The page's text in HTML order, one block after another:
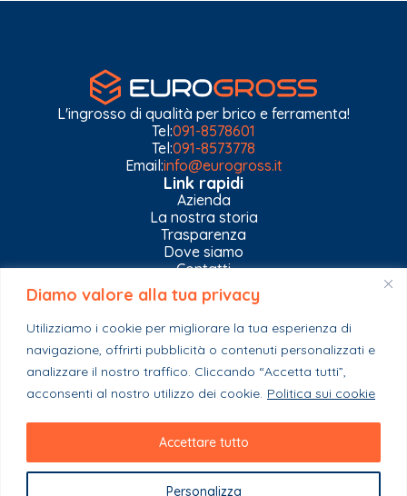
Diamo valore alla tua privacy
Utilizziamo i cookie per migliorare la tua esperienza di
navigazione, offrirti pubblicità o contenuti personalizzati e
analizzare il nostro traffico. Cliccando “Accetta tutti”,
acconsenti al nostro utilizzo dei cookie. Politica sui cookie
Personalizza
Accettare tutto
L'ingrosso di qualità per brico e ferramenta!
Tel:091-8578601
Tel:091-8573778
Email:info@eurogross.it
Link rapidi
Azienda
La nostra storia
Trasparenza
Dove siamo
Contatti
Privacy Policy
Gestisci impostazioni Cookies
Esplora il catalogo
Casa
Ferramenta & Co.
Giardino e agricoltura
Stagionali